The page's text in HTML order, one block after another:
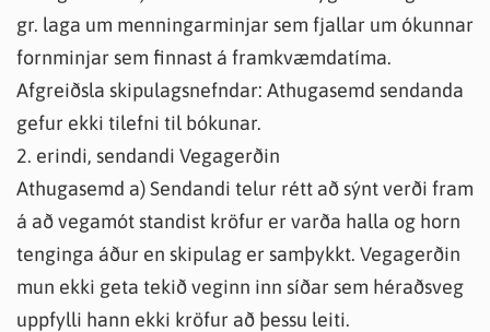
gr. laga um menningarminjar sem fjallar um ókunnar
fornminjar sem finnast á framkvæmdatíma.
Afgreiðsla skipulagsnefndar: Athugasemd sendanda
gefur ekki tilefni til bókunar.
2. erindi, sendandi Vegagerðin
Athugasemd a) Sendandi telur rétt að sýnt verði fram
á að vegamót standist kröfur er varða halla og horn
tenginga áður en skipulag er samþykkt. Vegagerðin
mun ekki geta tekið veginn inn síðar sem héraðsveg
uppfylli hann ekki kröfur að þessu leiti.